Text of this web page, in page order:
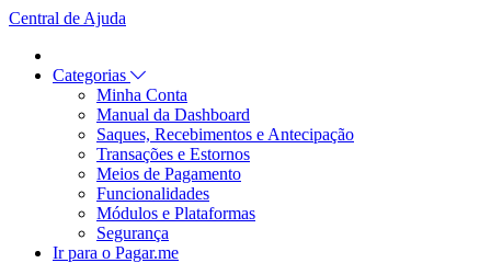
Central de Ajuda
Categorias
Minha Conta
Manual da Dashboard
Saques, Recebimentos e Antecipação
Transações e Estornos
Meios de Pagamento
Funcionalidades
Módulos e Plataformas
Segurança
Ir para o Pagar.me